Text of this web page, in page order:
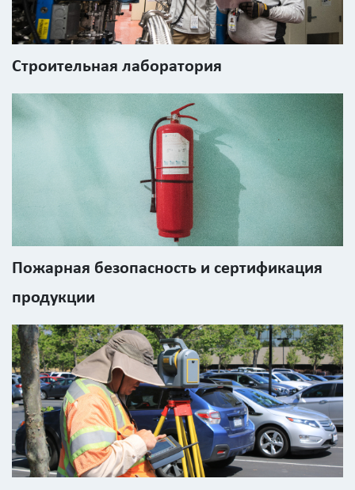
Строительная лаборатория
Пожарная безопасность и сертификация
продукции